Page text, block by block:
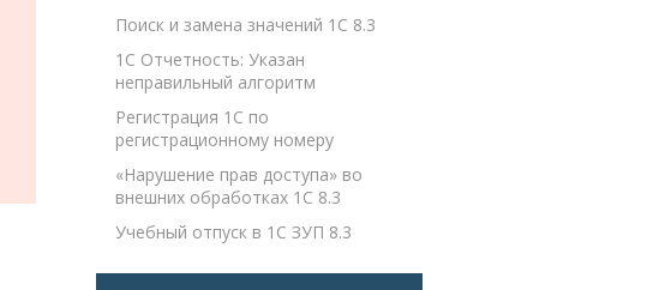
Поиск и замена значений 1С 8.3
1С Отчетность: Указан
неправильный алгоритм
Регистрация 1С по
регистрационному номеру
«Нарушение прав доступа» во
внешних обработках 1С 8.3
Учебный отпуск в 1С ЗУП 8.3